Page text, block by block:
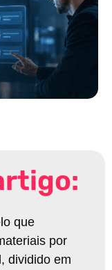
que
por
dividido em